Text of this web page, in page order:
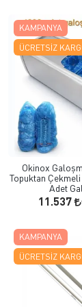
KAMPANYA
ÜCRETSIZ
Okinox
Topuktan
Adet
11.537
KAMPANYA
ÜCRETSIZ